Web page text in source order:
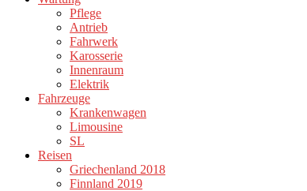
Pflege
Antrieb
Fahrwerk
Karosserie
Innenraum
Elektrik
Fahrzeuge
Krankenwagen
Limousine
SL
Reisen
Griechenland 2018
Finnland 2019